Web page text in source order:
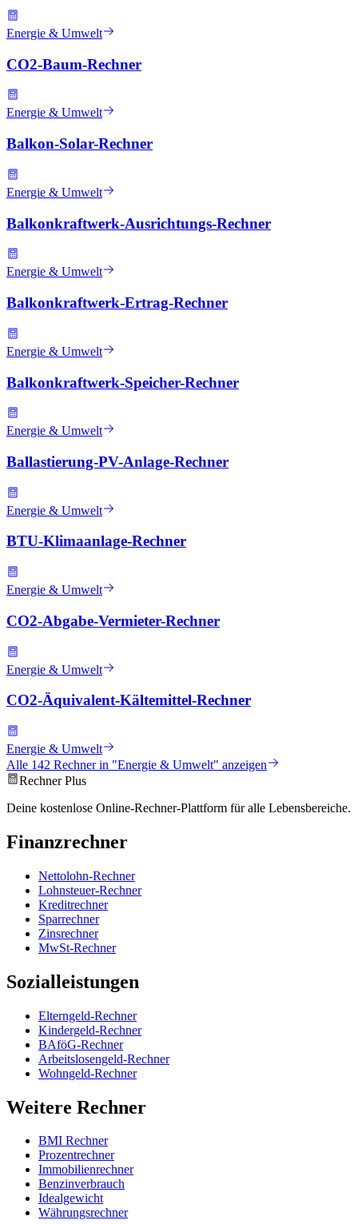
Energie & Umwelt
CO2-Baum-Rechner
Energie & Umwelt
Balkon-Solar-Rechner
Energie & Umwelt
Balkonkraftwerk-Ausrichtungs-Rechner
Energie & Umwelt
Balkonkraftwerk-Ertrag-Rechner
Energie & Umwelt
Balkonkraftwerk-Speicher-Rechner
Energie & Umwelt
Ballastierung-PV-Anlage-Rechner
Energie & Umwelt
BTU-Klimaanlage-Rechner
Energie & Umwelt
CO2-Abgabe-Vermieter-Rechner
Energie & Umwelt
CO2-Äquivalent-Kältemittel-Rechner
Energie & Umwelt
Alle 142 Rechner in "Energie & Umwelt" anzeigen
Rechner Plus
Deine kostenlose Online-Rechner-Plattform für alle Lebensbereiche.
Finanzrechner
Nettolohn-Rechner
Lohnsteuer-Rechner
Kreditrechner
Sparrechner
Zinsrechner
MwSt-Rechner
Sozialleistungen
Elterngeld-Rechner
Kindergeld-Rechner
BAföG-Rechner
Arbeitslosengeld-Rechner
Wohngeld-Rechner
Weitere Rechner
BMI Rechner
Prozentrechner
Immobilienrechner
Benzinverbrauch
Idealgewicht
Währungsrechner